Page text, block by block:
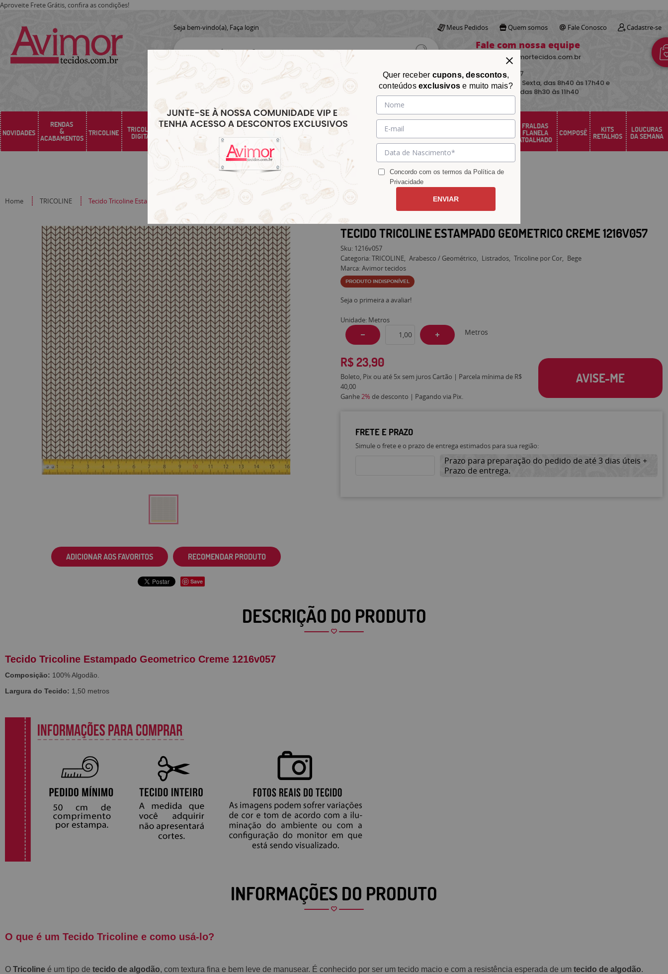
Aproveite Frete Grátis, confira as condições!
Seja bem-vindo(a), Faça login Meus Pedidos Quem somos Fale Conosco Cadastre-se
Fale com nossa equipe
contato@avimortecidos.com.br
(34)3219-5157
De Segunda a Sexta, das 8h40 às 17h40 e
aos sábados das 8h30 às 11h40
NOVIDADES
RENDAS
&
ACABAMENTOS
TRICOLINE TRICOLINE
DIGITAL
CHITA
CHITÃO
CROCHÊ
TRICÔ
TECIDOS E
MALHAS MATELASSÊ
AVIAMENTOS
ACESSÓRIOS DECORAÇÃO SANTA FÉ
FRALDAS
FLANELA
ATOALHADO
COMPOSÊ KITS
RETALHOS
LOUCURAS
DA SEMANA
Home TRICOLINE Tecido Tricoline Estampado Geometrico Creme 1216v057
ADICIONAR AOS FAVORITOS RECOMENDAR PRODUTO
Save
TECIDO TRICOLINE ESTAMPADO GEOMETRICO CREME 1216V057
Sku: 1216v057
Categoria:TRICOLINE Arabesco / Geométrico Listrados Tricoline por Cor
Bege
Marca:Avimor tecidos
PRODUTO INDISPONÍVEL
Seja o primeira a avaliar!
Unidade: Metros
Metros
R$ 23,90
Boleto, Pix ou até 5x sem juros Cartão | Parcela mínima de R$
40,00
Ganhe2% de desconto | Pagando via Pix.
AVISE-ME
FRETE E PRAZO
Simule o frete e o prazo de entrega estimados para sua região:
Prazo para preparação do pedido de até 3 dias úteis +
Prazo de entrega.
DESCRIÇÃO DO PRODUTO
Tecido Tricoline Estampado Geometrico Creme 1216v057
Composição: 100% Algodão.
Largura do Tecido: 1,50 metros
INFORMAÇÕES DO PRODUTO
O que é um Tecido Tricoline e como usá-lo?
O Tricoline é um tipo de tecido de algodão, com textura fina e bem leve de manusear. É conhecido por ser um tecido macio e com a resistência esperada de um tecido de algodão.
Quer receber cupons, descontos,
conteúdosexclusivose muito mais?
Concordo com os termos da Política de
Privacidade
ENVIAR